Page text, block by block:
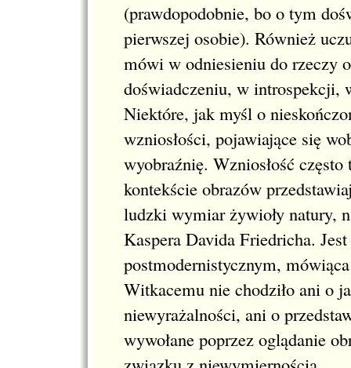
(prawdopodobnie, bo o tym
pierwszej osobie). Również
mówi w odniesieniu do rzeczy
doświadczeniu, w introspekcji,
Niektóre, jak myśl o
wzniosłości, pojawiające się
wyobraźnię. Wzniosłość
kontekście obrazów
ludzki wymiar żywioły natury,
Kaspera Davida Friedricha.
postmodernistycznym,
Witkacemu nie chodziło ani o
niewyrażalności, ani o
wywołane poprzez oglądanie